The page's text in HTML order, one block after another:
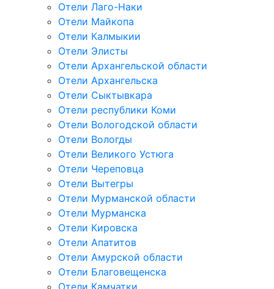
Отели Лаго-Наки
Отели Майкопа
Отели Калмыкии
Отели Элисты
Отели Архангельской области
Отели Архангельска
Отели Сыктывкара
Отели республики Коми
Отели Вологодской области
Отели Вологды
Отели Великого Устюга
Отели Череповца
Отели Вытегры
Отели Мурманской области
Отели Мурманска
Отели Кировска
Отели Апатитов
Отели Амурской области
Отели Благовещенска
Отели Камчатки